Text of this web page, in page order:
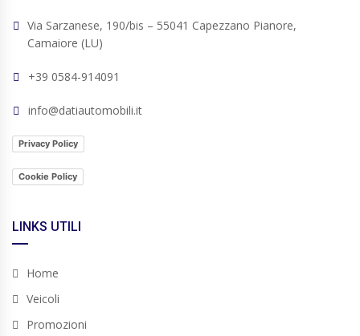
Via Sarzanese, 190/bis – 55041 Capezzano Pianore,
Camaiore (LU)
+39 0584-914091
info@datiautomobili.it
Privacy Policy
Cookie Policy
LINKS UTILI
Home
Veicoli
Promozioni